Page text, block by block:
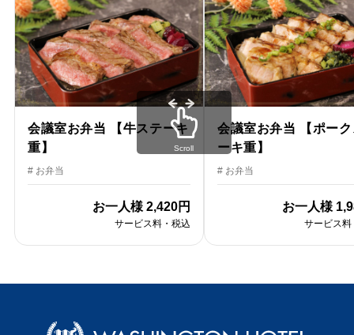
会議室お弁当 【牛ステーキ
重】
# お弁当
お一人様 2,420円
サービス料・税込
会議室お弁当 【ポー
ーキ重】
# お弁当
お一人様
サービス料
Scroll